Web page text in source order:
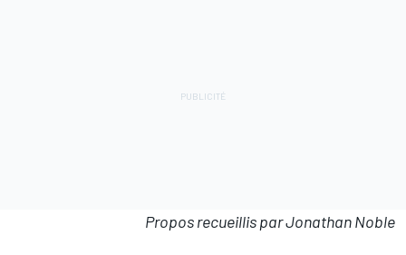
Propos recueillis par Jonathan Noble